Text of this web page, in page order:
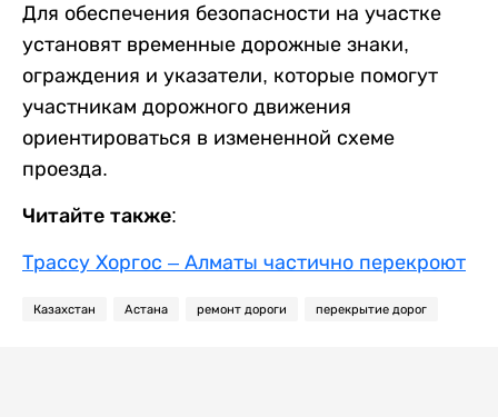
Для обеспечения безопасности на участке
установят временные дорожные знаки,
ограждения и указатели, которые помогут
участникам дорожного движения
ориентироваться в измененной схеме
проезда.
Читайте также:
Трассу Хоргос – Алматы частично перекроют
Казахстан Астана ремонт дороги перекрытие дорог